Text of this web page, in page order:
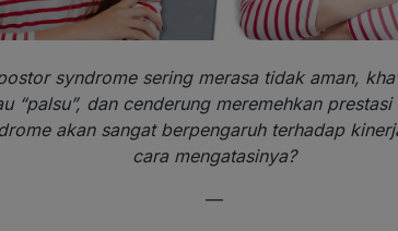
syndrome sering merasa tidak aman,
“palsu”, dan cenderung meremehkan
akan sangat berpengaruh terhadap
cara mengatasinya?
—